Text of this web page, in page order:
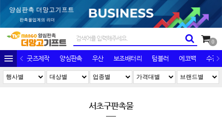
0
굿즈제작 양심판촉 우산 보조배터리 텀블러 에코백 수건/
서초구판촉물